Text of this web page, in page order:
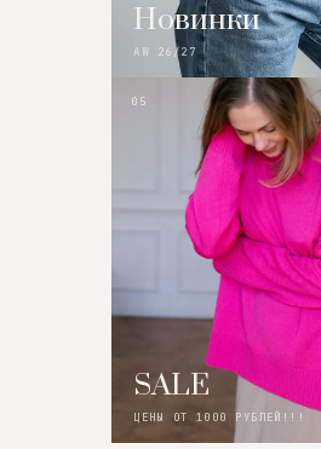
Новинки
AW 26/27
05
SALE
ЦЕНЫ ОТ 1000 РУБЛЕЙ!!!